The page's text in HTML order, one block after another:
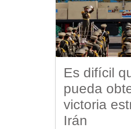
Es difícil
pueda
victoria
Irán